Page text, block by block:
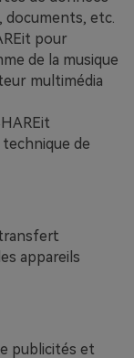
documents, etc.
pour
de la musique
multimédia
de
appareils
publicités et